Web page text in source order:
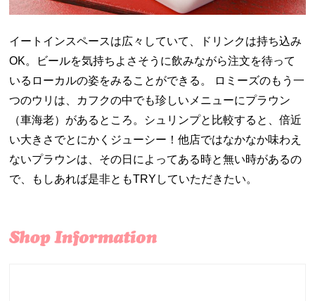
イートインスペースは広々していて、ドリンクは持ち込み
OK。ビールを気持ちよさそうに飲みながら注文を待って
いるローカルの姿をみることができる。 ロミーズのもう一
つのウリは、カフクの中でも珍しいメニューにプラウン
（車海老）があるところ。シュリンプと比較すると、倍近
い大きさでとにかくジューシー！他店ではなかなか味わえ
ないプラウンは、その日によってある時と無い時があるの
で、もしあれば是非ともTRYしていただきたい。